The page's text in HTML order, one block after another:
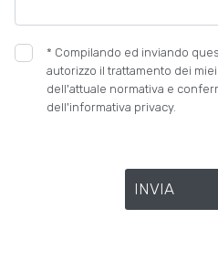
* Compilando ed inviando
autorizzo il trattamento dei
dell'attuale normativa e
dell'informativa privacy.
INVIA
Balcone/Terrazzo